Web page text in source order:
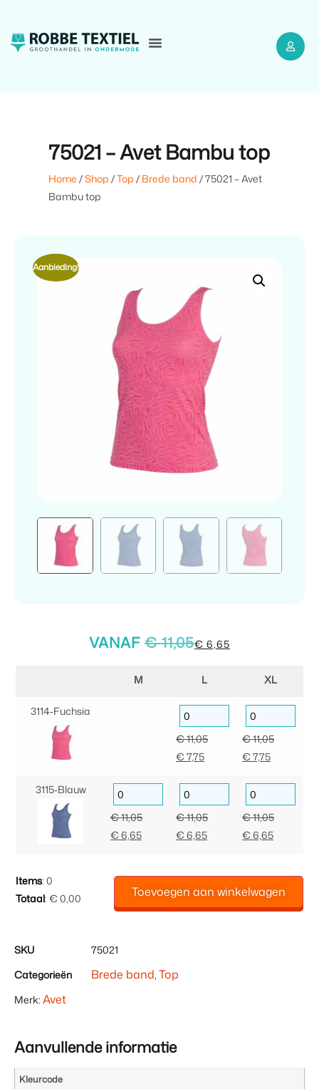
75021 – Avet Bambu top
Home /Shop /Top / Brede band / 75021 – Avet
Bambu top
Aanbieding!
VANAF €11,05€ 6,65
M L XL
3114‑Fuchsia
€11,05
€ 7,75
€11,05
€ 7,75
3115‑Blauw
€11,05
€ 6,65
€11,05
€ 6,65
€11,05
€ 6,65
Items: 0
Totaal: € 0,00 Toevoegen aan winkelwagen
SKU
75021
Categorieën
Brede band, Top
Merk: Avet
Aanvullende informatie
Kleurcode